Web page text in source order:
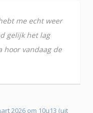
me echt weer
gelijk het lag
hoor vandaag de
2026 om 10u13 (uit